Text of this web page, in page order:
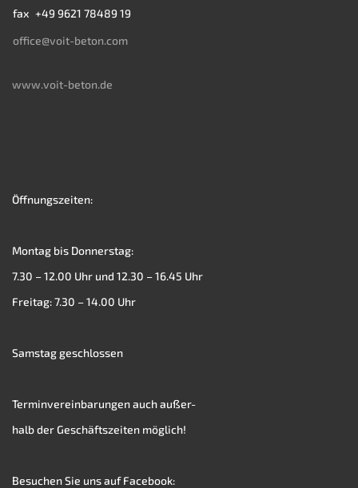
fax +49 9621 78489 19
office@voit-beton.com
www.voit-beton.de
Öffnungszeiten:
Montag bis Donnerstag:
7.30 – 12.00 Uhr und 12.30 – 16.45 Uhr
Freitag: 7.30 – 14.00 Uhr
Samstag geschlossen
Terminvereinbarungen auch außer-
halb der Geschäftszeiten möglich!
Besuchen Sie uns auf Facebook: